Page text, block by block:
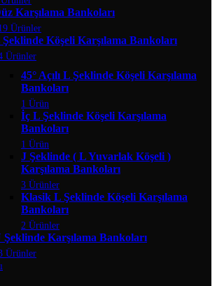
Karşılama Bankoları
Ürünler
Köşeli Karşılama Bankoları
Ürünler
45° Açılı L Şeklinde Köşeli Karşılama
Bankoları
1 Ürün
İç L Şeklinde Köşeli Karşılama
Bankoları
1 Ürün
J Şeklinde ( L Yuvarlak Köşeli )
Karşılama Bankoları
3 Ürünler
Klasik L Şeklinde Köşeli Karşılama
Bankoları
2 Ürünler
Şeklinde Karşılama Bankoları
Ürünler